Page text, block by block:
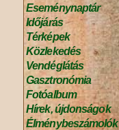
Eseménynaptár
Időjárás
Térképek
Közlekedés
Vendéglátás
Gasztronómia
Fotóalbum
Hírek, újdonságok
Élménybeszámolók